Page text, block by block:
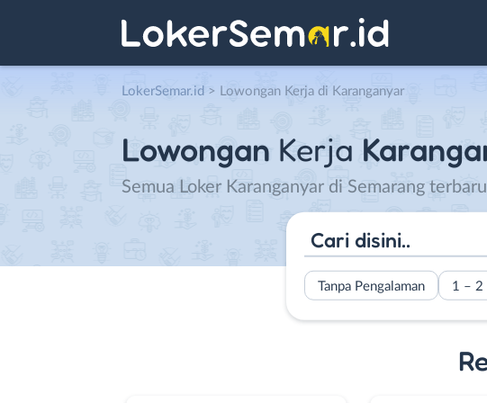
LokerSemar.id > Lowongan Kerja di Karanganyar
Lowongan Kerja
Semua Loker Karanganyar di Semarang
Tanpa Pengalaman 1 – 2